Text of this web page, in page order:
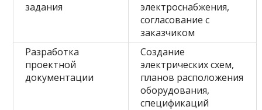
задания
электроснабжения,
согласование с
заказчиком
Разработка
проектной
документации
Создание
электрических схем,
планов расположения
оборудования,
спецификаций